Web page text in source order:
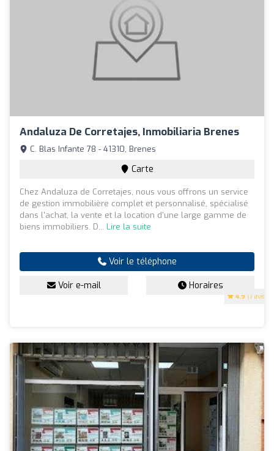
Andaluza De Corretajes, Inmobiliaria Brenes
4.9 (7 avis)
C. Blas Infante 78 - 41310, Brenes
Carte
Chez Andaluza de Corretajes, nous vous offrons un service
de gestion immobilière complet et personnalisé, spécialisé
dans l'achat, la vente et la location d'une large gamme de
biens immobiliers. D... Lire la suite
Voir le téléphone
Voir e-mail Horaires